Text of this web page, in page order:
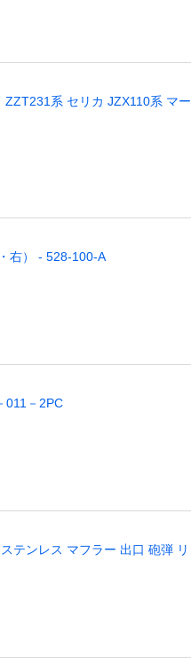
系 セリカ JZX110系 マー
右） - 528-100-A
011－2PC
テンレス マフラー 出口 砲弾 リ